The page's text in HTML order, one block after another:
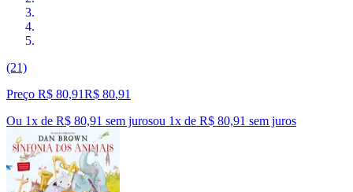
(21)
Preço R$ 80,91R$ 80,91
Ou 1x de R$ 80,91 sem jurosou 1x de R$ 80,91 sem juros